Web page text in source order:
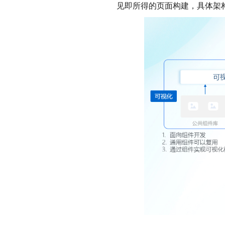
见即所得的页面构建，具体